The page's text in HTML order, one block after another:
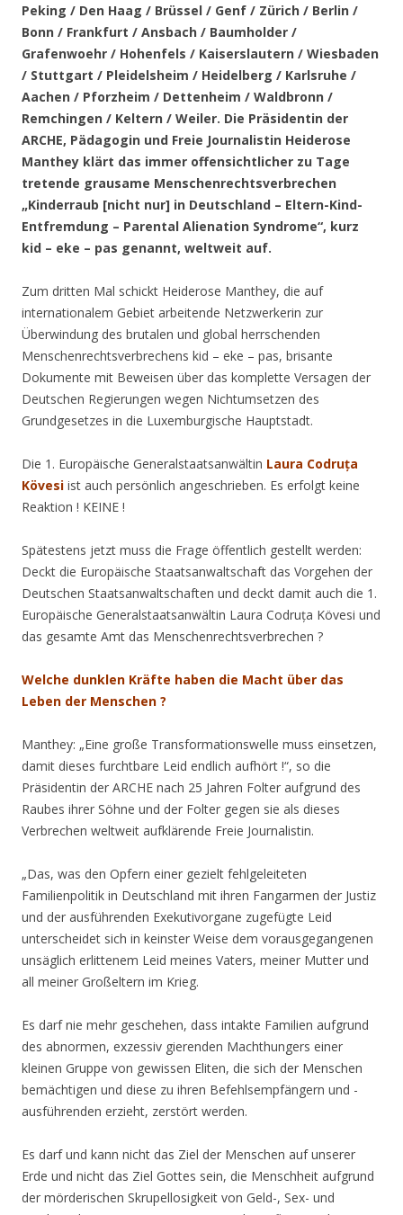
Peking / Den Haag / Brüssel / Genf / Zürich / Berlin /
Bonn / Frankfurt / Ansbach / Baumholder /
Grafenwoehr / Hohenfels / Kaiserslautern / Wiesbaden
/ Stuttgart / Pleidelsheim / Heidelberg / Karlsruhe /
Aachen / Pforzheim / Dettenheim / Waldbronn /
Remchingen / Keltern / Weiler. Die Präsidentin der
ARCHE, Pädagogin und Freie Journalistin Heiderose
Manthey klärt das immer offensichtlicher zu Tage
tretende grausame Menschenrechtsverbrechen
„Kinderraub [nicht nur] in Deutschland – Eltern-Kind-
Entfremdung – Parental Alienation Syndrome“, kurz
kid – eke – pas genannt, weltweit auf.
Zum dritten Mal schickt Heiderose Manthey, die auf
internationalem Gebiet arbeitende Netzwerkerin zur
Überwindung des brutalen und global herrschenden
Menschenrechtsverbrechens kid – eke – pas, brisante
Dokumente mit Beweisen über das komplette Versagen der
Deutschen Regierungen wegen Nichtumsetzen des
Grundgesetzes in die Luxemburgische Hauptstadt.
Die 1. Europäische Generalstaatsanwältin Laura Codruța
Kövesi ist auch persönlich angeschrieben. Es erfolgt keine
Reaktion ! KEINE !
Spätestens jetzt muss die Frage öffentlich gestellt werden:
Deckt die Europäische Staatsanwaltschaft das Vorgehen der
Deutschen Staatsanwaltschaften und deckt damit auch die 1.
Europäische Generalstaatsanwältin Laura Codruța Kövesi und
das gesamte Amt das Menschenrechtsverbrechen ?
Welche dunklen Kräfte haben die Macht über das
Leben der Menschen ?
Manthey: „Eine große Transformationswelle muss einsetzen,
damit dieses furchtbare Leid endlich aufhört !“, so die
Präsidentin der ARCHE nach 25 Jahren Folter aufgrund des
Raubes ihrer Söhne und der Folter gegen sie als dieses
Verbrechen weltweit aufklärende Freie Journalistin.
„Das, was den Opfern einer gezielt fehlgeleiteten
Familienpolitik in Deutschland mit ihren Fangarmen der Justiz
und der ausführenden Exekutivorgane zugefügte Leid
unterscheidet sich in keinster Weise dem vorausgegangenen
unsäglich erlittenem Leid meines Vaters, meiner Mutter und
all meiner Großeltern im Krieg.
Es darf nie mehr geschehen, dass intakte Familien aufgrund
des abnormen, exzessiv gierenden Machthungers einer
kleinen Gruppe von gewissen Eliten, die sich der Menschen
bemächtigen und diese zu ihren Befehlsempfängern und -
ausführenden erzieht, zerstört werden.
Es darf und kann nicht das Ziel der Menschen auf unserer
Erde und nicht das Ziel Gottes sein, die Menschheit aufgrund
der mörderischen Skrupellosigkeit von Geld-, Sex- und